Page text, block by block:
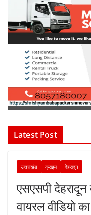
Latest Post
उत्तराखंड क्राइम देहरादून
एसएसपी देहरादून
वायरल वीडियो